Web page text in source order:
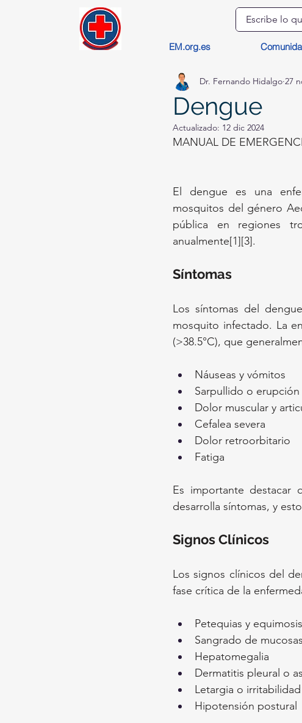
EM.org.es
Dengue
Dr. Fernando Hidalgo 27
Actualizado: 12 dic 2024
MANUAL DE
El dengue es una
mosquitos del género
pública en regiones
anualmente[1][3].
Síntomas
Los síntomas del
mosquito infectado. La
(>38.5°C), que
Náuseas y vómitos
Sarpullido o erupción
Dolor muscular y
Cefalea severa
Dolor retroorbitario
Fatiga
Es importante destacar
desarrolla síntomas, y
Signos Clínicos
Los signos clínicos del
fase crítica de la
Petequias y equimosis
Sangrado de
Hepatomegalia
Dermatitis pleural o
Letargia o irritabilidad
Hipotensión postural